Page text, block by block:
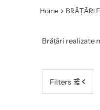
Home BRĂȚĂRI
Brățări realizate
Filters